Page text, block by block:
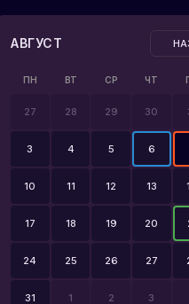
АВГУСТ
ПН ВТ СР ЧТ
27 28 29 30
3 4 5 6
10 11 12 13
17 18 19 20
24 25 26 27
31 1 2 3